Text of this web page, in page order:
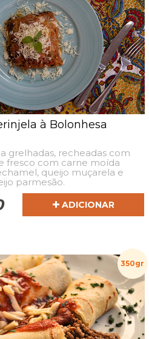
à Bolonhesa
grelhadas, recheadas com
fresco com carne moída
queijo muçarela e
parmesão.
ADICIONAR
350gr